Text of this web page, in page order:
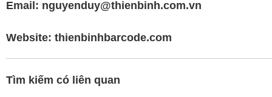
Email: nguyenduy@thienbinh.com.vn
Website: thienbinhbarcode.com
Tìm kiếm có liên quan